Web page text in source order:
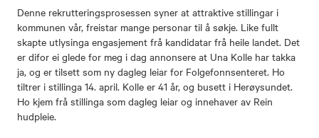
Denne rekrutteringsprosessen syner at attraktive stillingar i
kommunen vår, freistar mange personar til å søkje. Like fullt
skapte utlysinga engasjement frå kandidatar frå heile landet. Det
er difor ei glede for meg i dag annonsere at Una Kolle har takka
ja, og er tilsett som ny dagleg leiar for Folgefonnsenteret. Ho
tiltrer i stillinga 14. april. Kolle er 41 år, og busett i Herøysundet.
Ho kjem frå stillinga som dagleg leiar og innehaver av Rein
hudpleie.